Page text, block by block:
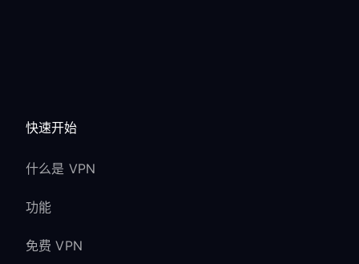
快速开始
什么是 VPN
功能
免费 VPN